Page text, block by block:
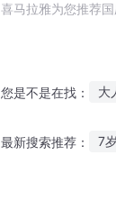
喜马拉雅为您推荐
您是不是在找： 大
最新搜索推荐： 7